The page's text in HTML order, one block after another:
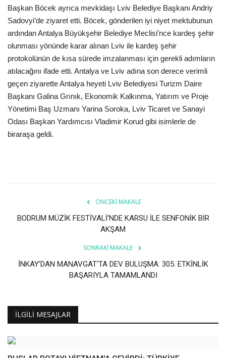
Başkan Böcek ayrıca mevkidaşı Lviv Belediye Başkanı Andriy
Sadovyi’de ziyaret etti. Böcek, gönderilen iyi niyet mektubunun
ardından Antalya Büyükşehir Belediye Meclisi’nce kardeş şehir
olunması yönünde karar alınan Lviv ile kardeş şehir
protokolünün de kısa sürede imzalanması için gerekli adımların
atılacağını ifade etti. Antalya ve Lviv adına son derece verimli
geçen ziyarette Antalya heyeti Lviv Belediyesi Turizm Daire
Başkanı Galina Grınık, Ekonomik Kalkınma, Yatırım ve Proje
Yönetimi Baş Uzmanı Yarina Soroka, Lviv Ticaret ve Sanayi
Odası Başkan Yardımcısı Vladimir Korud gibi isimlerle de
biraraşa geldi.
ÖNCEKI MAKALE
BODRUM MÜZİK FESTİVALİ’NDE KARSU İLE SENFONİK BİR
AKŞAM
SONRAKI MAKALE
İNKAY’DAN MANAVGAT'TA DEV BULUŞMA: 305. ETKİNLİK
BAŞARIYLA TAMAMLANDI
İLGILI MESAJLAR